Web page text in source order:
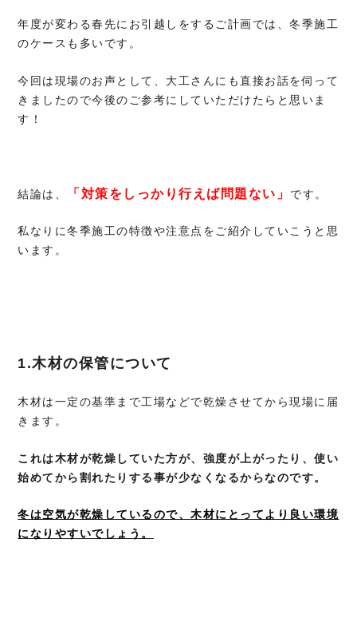
年度が変わる春先にお引越しをするご計画では、冬季施工
のケースも多いです。
今回は現場のお声として、大工さんにも直接お話を伺って
きましたので今後のご参考にしていただけたらと思いま
す！
結論は、 「対策をしっかり行えば問題ない」 です。
私なりに冬季施工の特徴や注意点をご紹介していこうと思
います。
1.木材の保管について
木材は一定の基準まで工場などで乾燥させてから現場に届
きます。
これは木材が乾燥していた方が、強度が上がったり、使い
始めてから割れたりする事が少なくなるからなのです。
冬は空気が乾燥しているので、木材にとってより良い環境
になりやすいでしょう。